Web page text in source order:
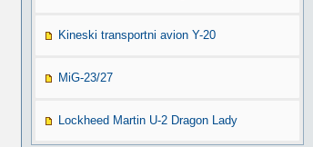
Kineski transportni avion Y-20
MiG-23/27
Lockheed Martin U-2 Dragon Lady